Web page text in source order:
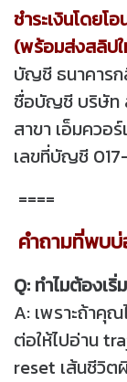
ชำระเงินโดยโ
(พร้อมส่งสลิป
บัญชี ธนาคารก
ชื่อบัญชี บริษัท
สาขา เอ็มควอร์
เลขที่บัญชี
====
คำถามที่พบ
Q: ทำไมต้องเ
A: เพราะถ้าคุ
ต่อให้ไปอ่าน
reset เส้นชีวิ